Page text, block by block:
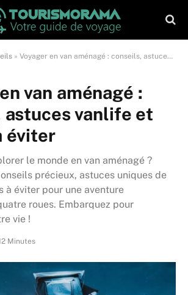
» Voyager en van aménagé : conseils, astuces vanlife et erreurs à éviter
van aménagé :
astuces vanlife et
éviter
le monde en van aménagé ?
précieux, astuces uniques de
à éviter pour une aventure
roues. Embarquez pour
vie !
Minutes